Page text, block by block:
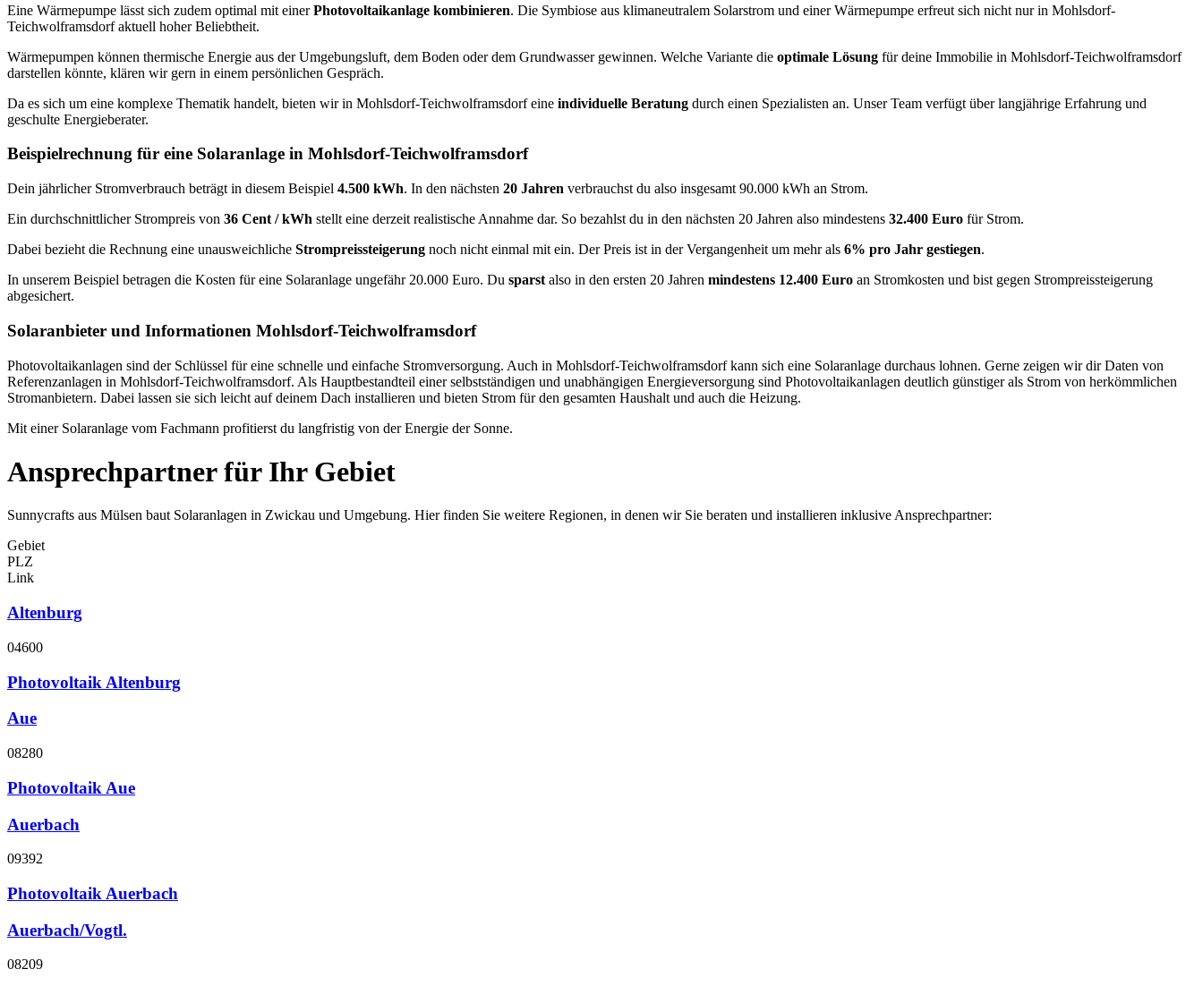
Eine Wärmepumpe lässt sich zudem optimal mit einerPhotovoltaikanlage kombinieren. Die Symbiose aus klimaneutralem Solarstrom und einer Wärmepumpe erfreut sich nicht nur in Mohlsdorf-
Teichwolframsdorf aktuell hoher Beliebtheit.
Wärmepumpen können thermische Energie aus der Umgebungsluft, dem Boden oder dem Grundwasser gewinnen. Welche Variante die optimale Lösung für deine Immobilie in Mohlsdorf-Teichwolframsdorf
darstellen könnte, klären wir gern in einem persönlichen Gespräch.
Da es sich um eine komplexe Thematik handelt, bieten wir in Mohlsdorf-Teichwolframsdorf eine individuelle Beratung durch einen Spezialisten an. Unser Team verfügt über langjährige Erfahrung und
geschulte Energieberater.
Beispielrechnung für eine Solaranlage in Mohlsdorf-Teichwolframsdorf
Dein jährlicher Stromverbrauch beträgt in diesem Beispiel 4.500 kWh. In den nächsten 20 Jahren verbrauchst du also insgesamt 90.000 kWh an Strom.
Ein durchschnittlicher Strompreis von 36 Cent / kWh stellt eine derzeit realistische Annahme dar. So bezahlst du in den nächsten 20 Jahren also mindestens 32.400 Euro für Strom.
Dabei bezieht die Rechnung eine unausweichliche Strompreissteigerung noch nicht einmal mit ein. Der Preis ist in der Vergangenheit um mehr als 6% pro Jahr gestiegen.
In unserem Beispiel betragen die Kosten für eine Solaranlage ungefähr 20.000 Euro. Du sparst also in den ersten 20 Jahren mindestens 12.400 Euro an Stromkosten und bist gegen Strompreissteigerung
abgesichert.
Solaranbieter und Informationen Mohlsdorf-Teichwolframsdorf
Photovoltaikanlagen sind der Schlüssel für eine schnelle und einfache Stromversorgung. Auch in Mohlsdorf-Teichwolframsdorf kann sich eine Solaranlage durchaus lohnen. Gerne zeigen wir dir Daten von
Referenzanlagen in Mohlsdorf-Teichwolframsdorf. Als Hauptbestandteil einer selbstständigen und unabhängigen Energieversorgung sind Photovoltaikanlagen deutlich günstiger als Strom von herkömmlichen
Stromanbietern. Dabei lassen sie sich leicht auf deinem Dach installieren und bieten Strom für den gesamten Haushalt und auch die Heizung.
Mit einer Solaranlage vom Fachmann profitierst du langfristig von der Energie der Sonne.
Ansprechpartner für Ihr Gebiet
Sunnycrafts aus Mülsen baut Solaranlagen in Zwickau und Umgebung. Hier finden Sie weitere Regionen, in denen wir Sie beraten und installieren inklusive Ansprechpartner:
Gebiet
PLZ
Link
Altenburg
04600
Photovoltaik Altenburg
Aue
08280
Photovoltaik Aue
Auerbach
09392
Photovoltaik Auerbach
Auerbach/Vogtl.
08209